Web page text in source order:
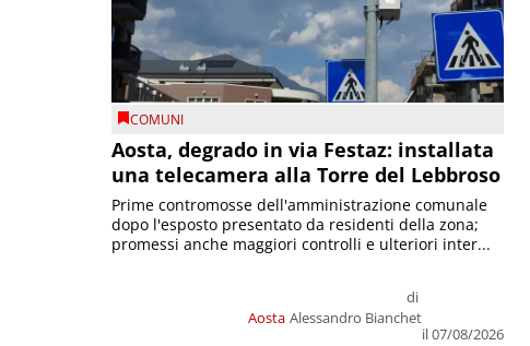
COMUNI
Aosta, degrado in via Festaz: installata
una telecamera alla Torre del Lebbroso
Aosta
di
Alessandro Bianchet
il 07/08/2026
Prime contromosse dell'amministrazione comunale
dopo l'esposto presentato da residenti della zona;
promessi anche maggiori controlli e ulteriori inter...